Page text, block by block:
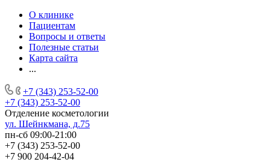
О клинике
Пациентам
Вопросы и ответы
Полезные статьи
Карта сайта
...
+7 (343) 253-52-00
+7 (343) 253-52-00
Отделение косметологии
ул. Шейнкмана, д.75
пн-сб 09:00-21:00
+7 (343) 253-52-00
+7 900 204-42-04